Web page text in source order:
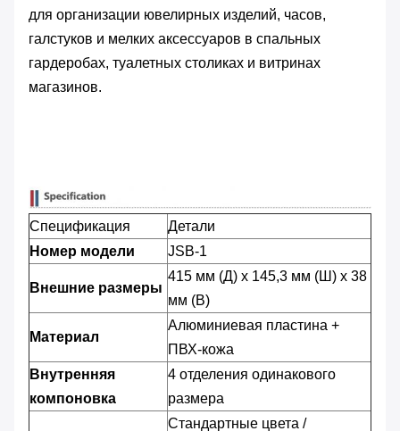
для организации ювелирных изделий, часов,
галстуков и мелких аксессуаров в спальных
гардеробах, туалетных столиках и витринах
магазинов.
Спецификация
Детали
Номер модели
JSB-1
Внешние размеры
415 мм (Д) x 145,3 мм (Ш) x 38
мм (В)
Материал
Алюминиевая пластина +
ПВХ-кожа
Внутренняя
компоновка
4 отделения одинакового
размера
Стандартные цвета /